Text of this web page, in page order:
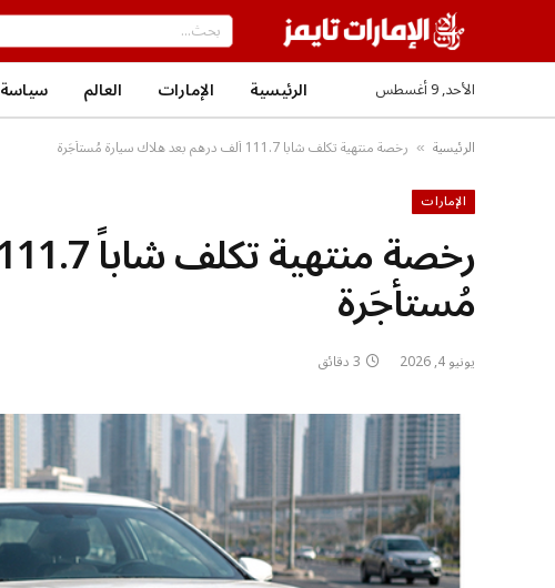
الأحد, 9 أغسطس الرئيسية الإمارات العالم سياسة
الرئيسية » رخصة منتهية تكلف شاباً 111.7 ألف درهم بعد هلاك سيارة مُستأجَرة
الإمارات
مُستأجَرة
يونيو 4, 2026 3 دقائق